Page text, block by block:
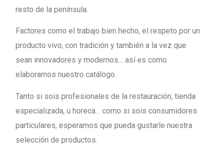
resto de la península.
Factores como el trabajo bien hecho, el respeto por un
producto vivo, con tradición y también a la vez que
sean innovadores y modernos… así es como
elaboramos nuestro catálogo.
Tanto si sois profesionales de la restauración, tienda
especializada, u horeca… como si sois consumidores
particulares, esperamos que pueda gustarle nuestra
selección de productos.